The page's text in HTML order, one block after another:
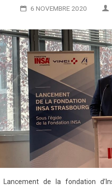
6 NOVEMBRE 2020
Lancement de la fondation